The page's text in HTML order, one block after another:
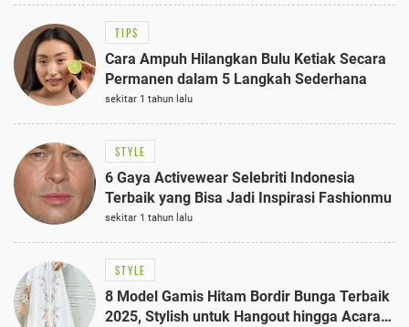
TIPS
Cara Ampuh Hilangkan Bulu Ketiak Secara
Permanen dalam 5 Langkah Sederhana
sekitar 1 tahun lalu
STYLE
6 Gaya Activewear Selebriti Indonesia
Terbaik yang Bisa Jadi Inspirasi Fashionmu
sekitar 1 tahun lalu
STYLE
8 Model Gamis Hitam Bordir Bunga Terbaik
2025, Stylish untuk Hangout hingga Acara